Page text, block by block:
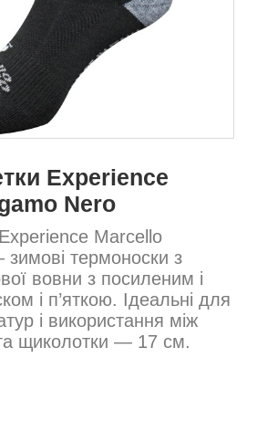
Experience
Nero
Marcello
термоноски з
вовни з посиленим і
і п’яткою. Ідеальні для
і використання між
щиколотки — 17 см.